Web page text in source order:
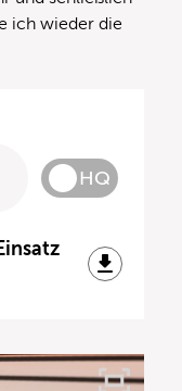
ich wieder die
HQ